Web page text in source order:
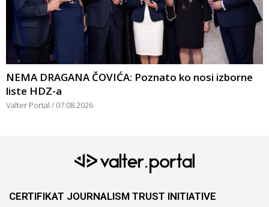
NEMA DRAGANA ČOVIĆA: Poznato ko nosi izborne
liste HDZ-a
Valter Portal 07.08.2026
CERTIFIKAT JOURNALISM TRUST INITIATIVE